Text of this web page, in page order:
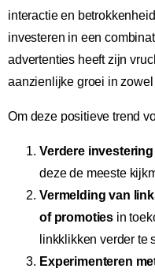
interactie en
investeren in een
advertenties heeft zijn
aanzienlijke groei in
Om deze positieve trend
Verdere
deze de meeste
Vermelding van
of promoties in
linkklikken verder te
Experimenteren